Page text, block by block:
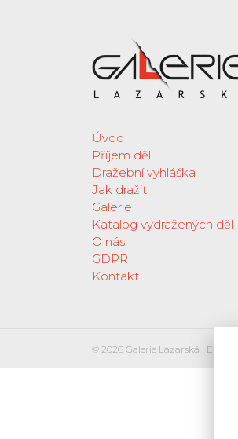
Úvod
Příjem děl
Dražební vyhláška
Jak dražit
Galerie
Katalog vydražených děl
O nás
GDPR
Kontakt
© 2026 Galerie Lazarská | E-mail: